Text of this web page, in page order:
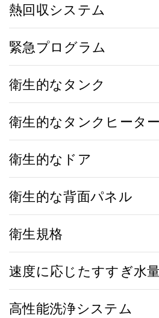
熱回収システム
緊急プログラム
衛生的なタンク
衛生的なタンクヒーター
衛生的なドア
衛生的な背面パネル
衛生規格
速度に応じたすすぎ水
高性能洗浄システム